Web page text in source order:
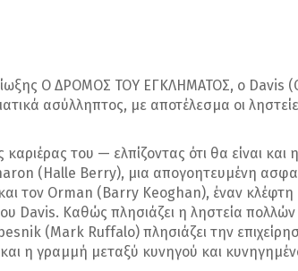
Ο ΔΡΟΜΟΣ ΤΟΥ ΕΓΚΛΗΜΑΤΟΣ, ο Davis
ασύλληπτος, με αποτέλεσμα οι
καριέρας του — ελπίζοντας ότι θα είναι
(Halle Berry), μια απογοητευμένη
τον Orman (Barry Keoghan), έναν κλέφτη
Davis. Καθώς πλησιάζει η ληστεία
(Mark Ruffalo) πλησιάζει την
η γραμμή μεταξύ κυνηγού και